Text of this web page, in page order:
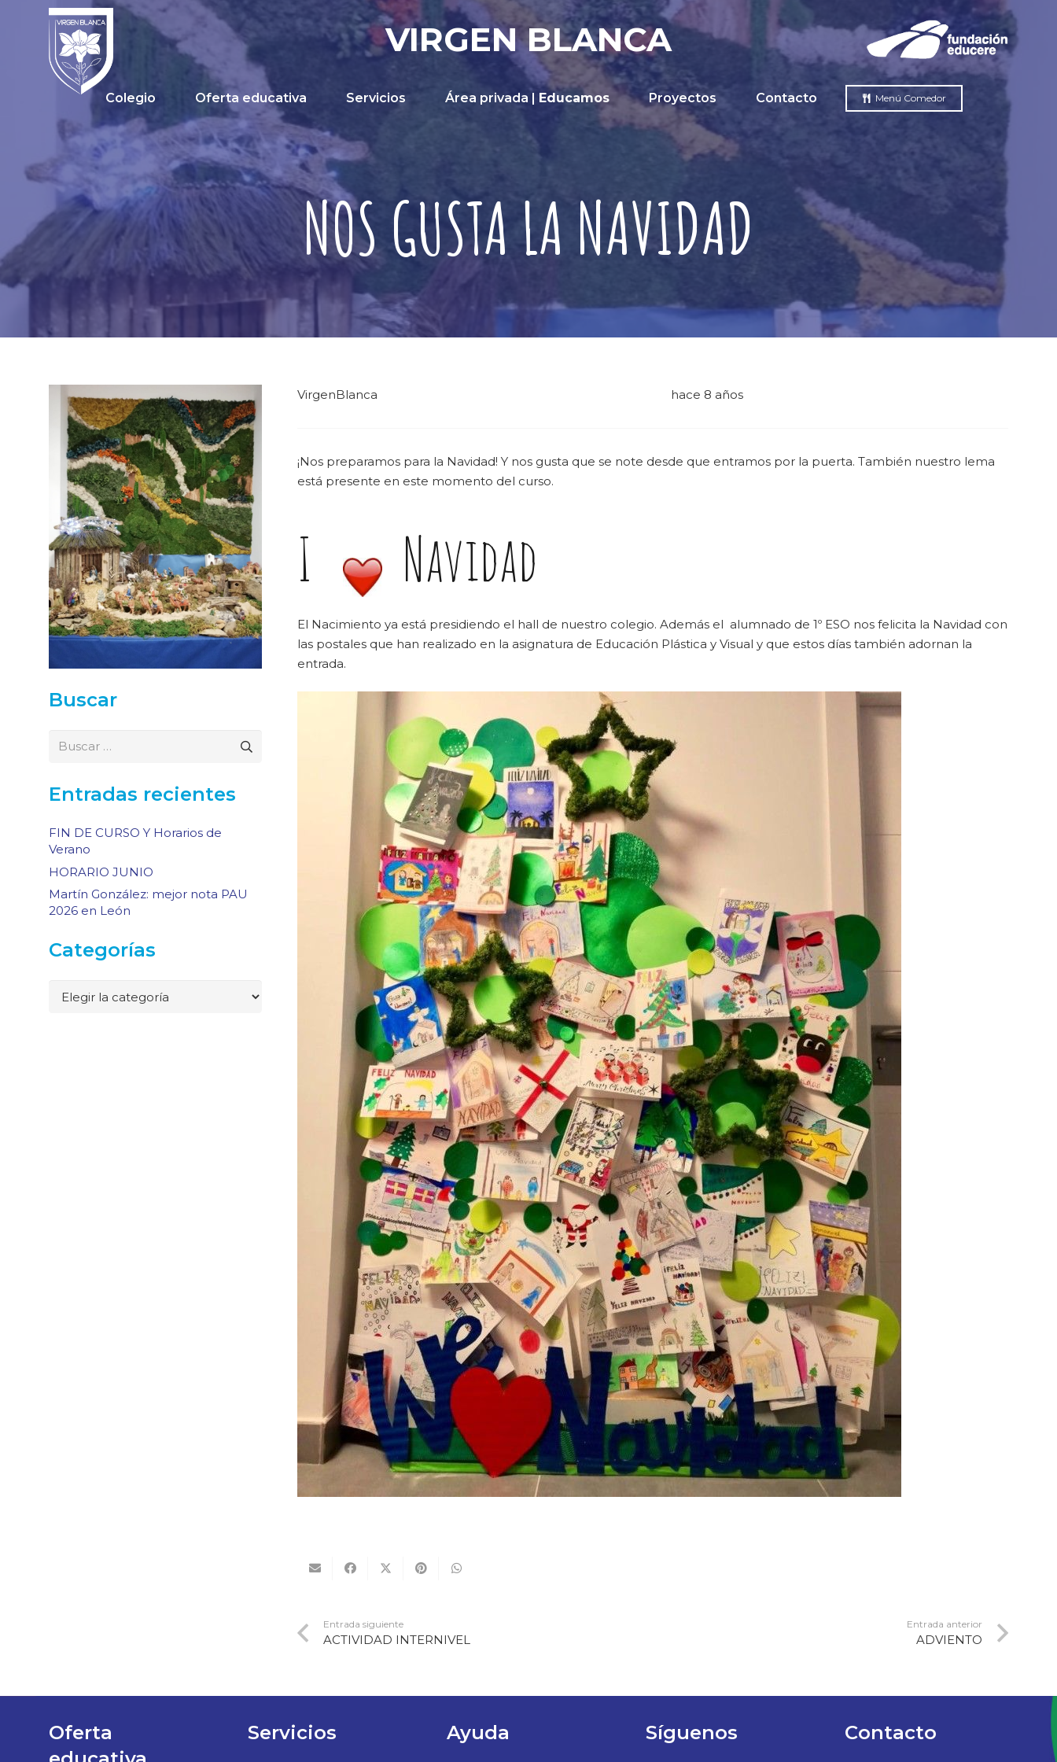
VIRGEN BLANCA
Colegio Oferta educativa Servicios Área privada | Educamos Proyectos Contacto Menú Comedor
NOS GUSTA LA NAVIDAD
Buscar
Buscar:
Entradas recientes
FIN DE CURSO Y Horarios de
Verano
HORARIO JUNIO
Martín González: mejor nota PAU
2026 en León
Categorías
Categorías
VirgenBlanca hace 8 años
¡Nos preparamos para la Navidad! Y nos gusta que se note desde que entramos por la puerta. También nuestro lema
está presente en este momento del curso.
I Navidad
El Nacimiento ya está presidiendo el hall de nuestro colegio. Además el alumnado de 1º ESO nos felicita la Navidad con
las postales que han realizado en la asignatura de Educación Plástica y Visual y que estos días también adornan la
entrada.
Entrada siguiente
ACTIVIDAD INTERNIVEL
Entrada anterior
ADVIENTO
Oferta
Servicios Ayuda Síguenos Contacto